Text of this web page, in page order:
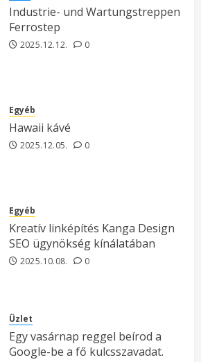
Industrie- und Wartungstreppen
Ferrostep
2025.12.12. 0
Egyéb
Hawaii kávé
2025.12.05. 0
Egyéb
Kreatív linképítés Kanga Design
SEO ügynökség kínálatában
2025.10.08. 0
Üzlet
Egy vasárnap reggel beírod a
Google-be a fő kulcsszavadat.